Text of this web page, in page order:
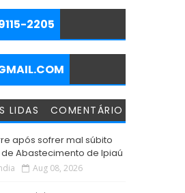
e
g
a
m
s
e
g
e
r
i
2205
LIDAS COMENTÁRIO
após sofrer mal súbito
Abastecimento de Ipiaú
Aug 08, 2026